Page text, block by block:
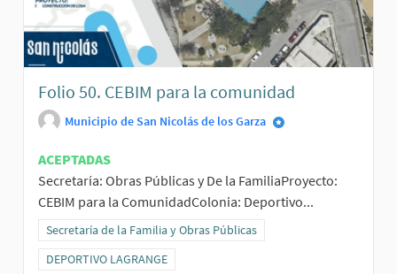
Folio 50. CEBIM para la comunidad
Municipio de San Nicolás de los Garza
ACEPTADAS
Secretaría: Obras Públicas y De la FamiliaProyecto:
CEBIM para la ComunidadColonia: Deportivo...
Resultados al filtrar por la categoría: Secretaría de la Familia y
Secretaría de la Familia y Obras Públicas
Resultados al filtrar por el ámbito: DEPORTIVO LAGRANGE
DEPORTIVO LAGRANGE